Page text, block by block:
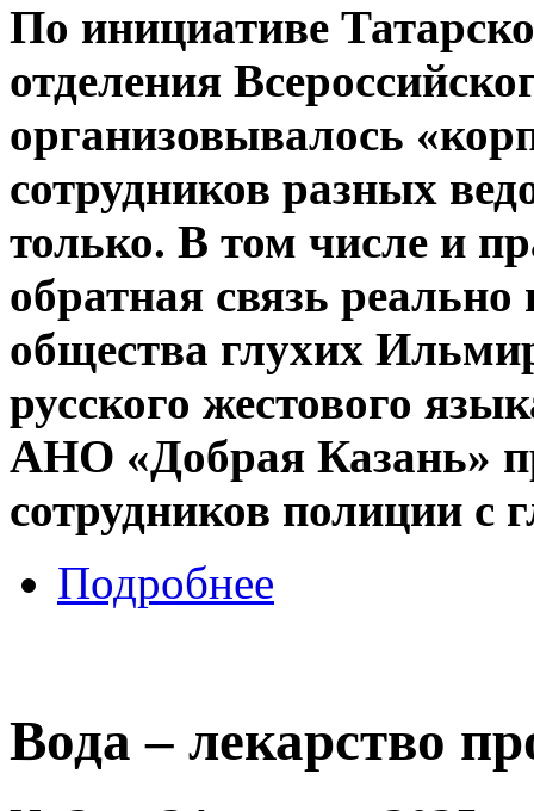
По инициативе
отделения
организовывалось
сотрудников разных
только. В том числе и
обратная связь
общества глухих
русского жестового
АНО «Добрая Казань»
сотрудников полиции с
Подробнее
Вода – лекарство